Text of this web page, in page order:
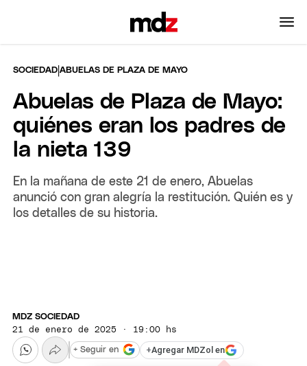
SOCIEDAD |ABUELAS DE PLAZA DE MAYO
Abuelas de Plaza de Mayo:
quiénes eran los padres de
la nieta 139
En la mañana de este 21 de enero, Abuelas
anunció con gran alegría la restitución. Quién es y
los detalles de su historia.
MDZ SOCIEDAD
21 de enero de 2025 · 19:00 hs
+Agregar MDZol en
+ Seguir en